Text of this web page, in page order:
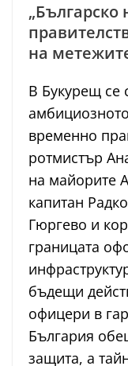
на
В Букурещ се
временно
ротмистър
на майорите
капитан
Гюргево и
границата
бъдещи
офицери в
България
защита, а